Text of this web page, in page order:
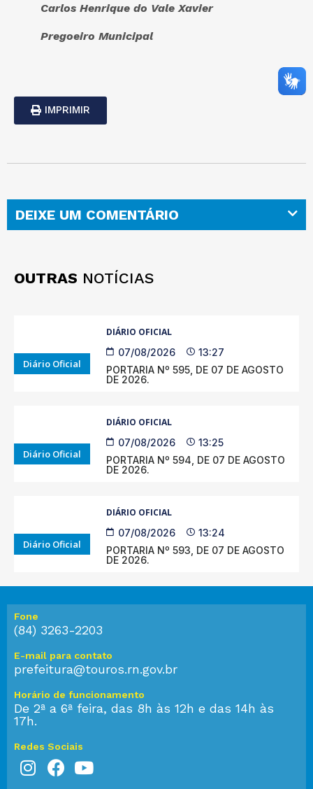
Carlos Henrique do Vale Xavier
Pregoeiro Municipal
IMPRIMIR
DEIXE UM COMENTÁRIO
OUTRAS NOTÍCIAS
Diário Oficial
DIÁRIO OFICIAL
07/08/2026
13:27
PORTARIA Nº 595, DE 07 DE AGOSTO
DE 2026.
Diário Oficial
DIÁRIO OFICIAL
07/08/2026
13:25
PORTARIA Nº 594, DE 07 DE AGOSTO
DE 2026.
Diário Oficial
DIÁRIO OFICIAL
07/08/2026
13:24
PORTARIA Nº 593, DE 07 DE AGOSTO
DE 2026.
Fone
(84) 3263-2203
E-mail para contato
prefeitura@touros.rn.gov.br
Horário de funcionamento
De 2ª a 6ª feira, das 8h às 12h e das 14h às
17h.
Redes Sociais